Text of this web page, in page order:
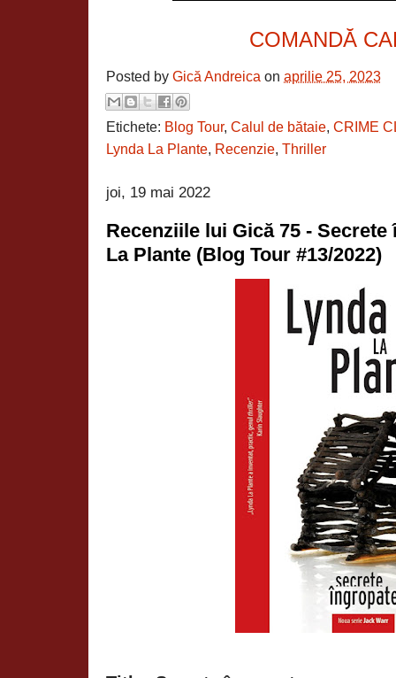
COMANDĂ
Posted by Gică Andreica on aprilie 25, 2023
Etichete: Blog Tour, Calul de bătaie, CRIME
Lynda La Plante, Recenzie, Thriller
joi, 19 mai 2022
Recenziile lui Gică 75 -
La Plante (Blog Tour #13/2022)